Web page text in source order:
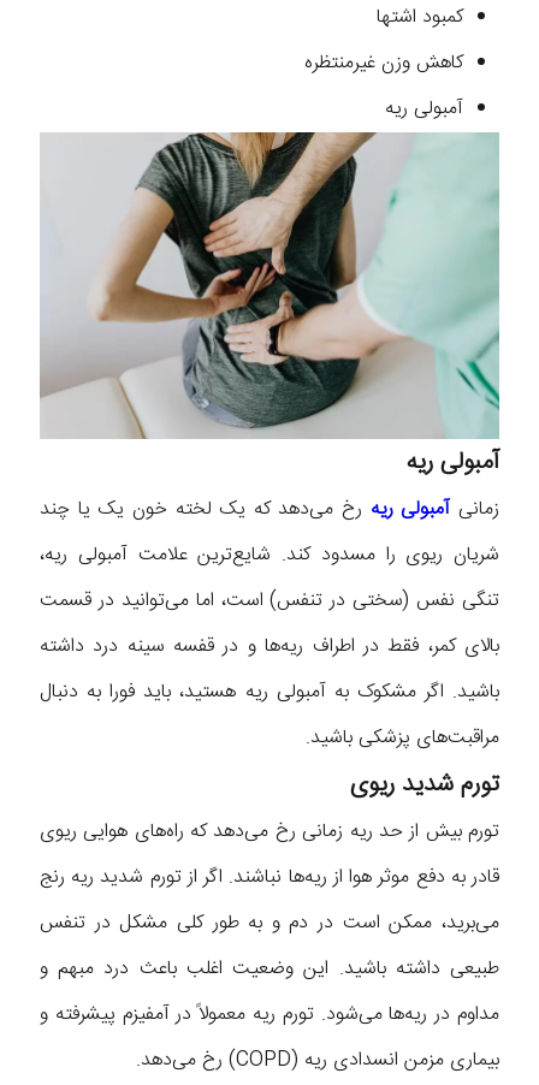
کمبود اشتها
کاهش وزن غیرمنتظره
آمبولی ریه
آمبولی ریه
زمانیآمبولی ریه رخ می‌دهد که یک لخته خون یک یا چند
شریان ریوی را مسدود کند. شایع‌ترین علامت آمبولی ریه،
تنگی نفس (سختی در تنفس) است، اما می‌توانید در قسمت
بالای کمر، فقط در اطراف ریه‌ها و در قفسه سینه درد داشته
باشید. اگر مشکوک به آمبولی ریه هستید، باید فورا به دنبال
مراقبت‌های پزشکی باشید.
تورم شدید ریوی
تورم بیش از حد ریه زمانی رخ می‌دهد که راه‌های هوایی ریوی
قادر به دفع موثر هوا از ریه‌ها نباشند. اگر از تورم شدید ریه رنج
می‌برید، ممکن است در دم و به طور کلی مشکل در تنفس
طبیعی داشته باشید. این وضعیت اغلب باعث درد مبهم و
مداوم در ریه‌ها می‌شود. تورم ریه معمولاً در آمفیزم پیشرفته و
بیماری مزمن انسدادی ریه (COPD) رخ می‌دهد.